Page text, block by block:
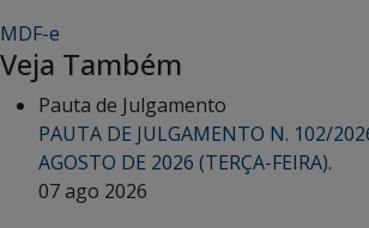
MDF-e
Veja Também
Pauta de Julgamento
PAUTA DE JULGAMENTO N. 102/
AGOSTO DE 2026 (TERÇA-FEIRA).
07 ago 2026